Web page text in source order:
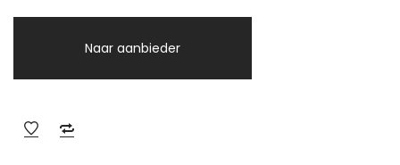
Naar aanbieder